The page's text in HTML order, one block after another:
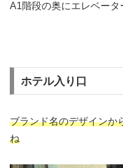
A1階段の奥にエレベータ
ホテル入り口
ブランド名のデザインか
ね